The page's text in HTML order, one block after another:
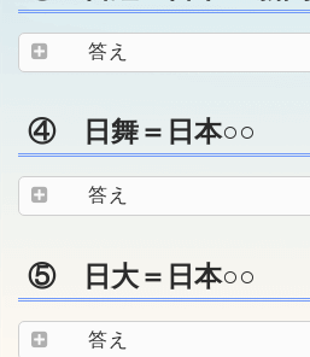
答え
④ 日舞＝日本○○
答え
⑤ 日大＝日本○○
答え